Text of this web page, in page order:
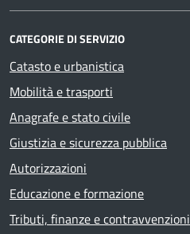
CATEGORIE DI SERVIZIO
Catasto e urbanistica
Mobilità e trasporti
Anagrafe e stato civile
Giustizia e sicurezza pubblica
Autorizzazioni
Educazione e formazione
Tributi, finanze e contravvenzioni